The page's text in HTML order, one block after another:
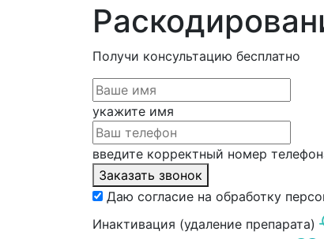
Получи консультацию бесплатно
укажите имя
введите корректный номер
Заказать звонок
Даю согласие на обработку
Инактивация (удаление препарата)